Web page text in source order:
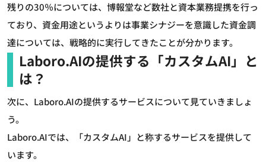
残りの30％については、博報堂など数社と資本業務提携を行っ
ており、資金用途というよりは事業シナジーを意識した資金調
達については、戦略的に実行してきたことが分かります。
Laboro.AIの提供する「カスタムAI」と
は？
次に、Laboro.AIの提供するサービスについて見ていきましょ
う。
Laboro.AIでは、「カスタムAI」と称するサービスを提供して
います。